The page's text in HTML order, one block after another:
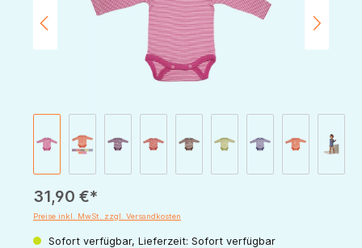
31,90 €*
Preise inkl. MwSt. zzgl. Versandkosten
Sofort verfügbar, Lieferzeit: Sofort verfügbar